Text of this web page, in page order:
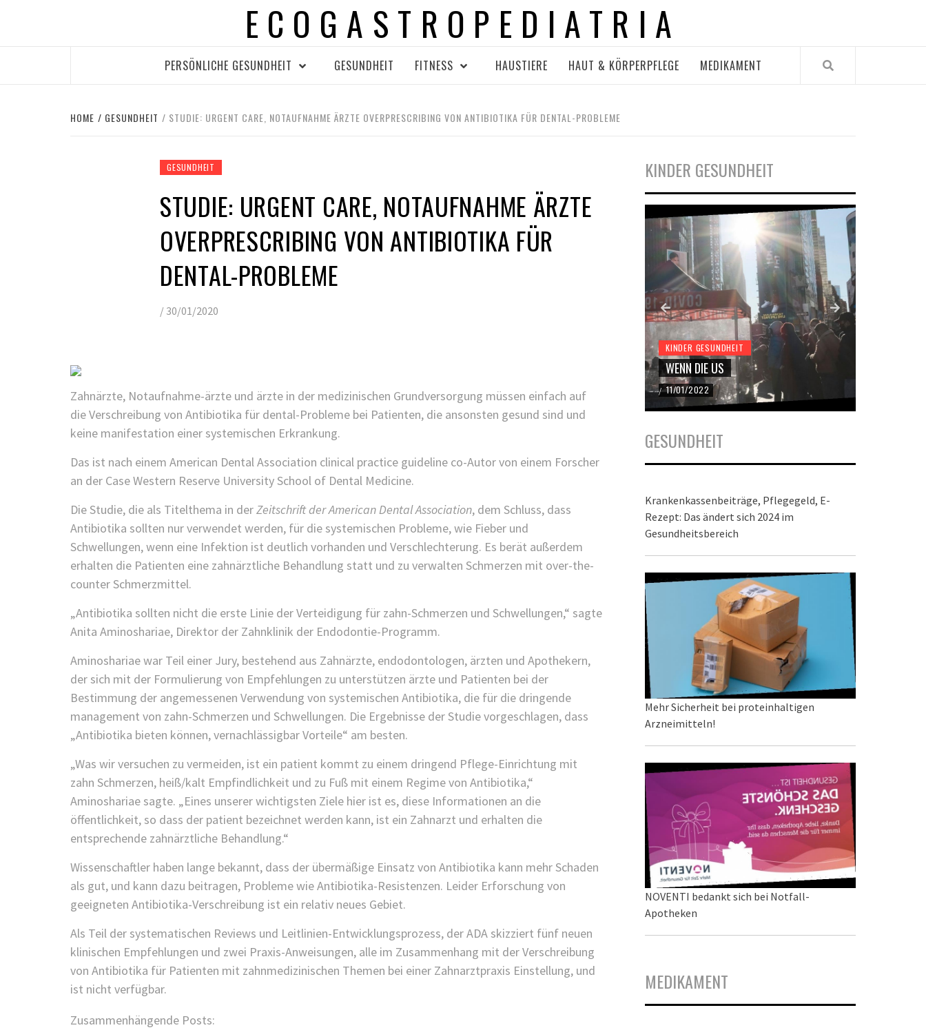
ECOGASTROPEDIATRIA
PERSÖNLICHE GESUNDHEIT GESUNDHEIT FITNESS HAUSTIERE HAUT & KÖRPERPFLEGE MEDIKAMENT
HOME GESUNDHEIT STUDIE: URGENT CARE, NOTAUFNAHME ÄRZTE OVERPRESCRIBING VON ANTIBIOTIKA FÜR DENTAL-PROBLEME
GESUNDHEIT
STUDIE: URGENT CARE, NOTAUFNAHME ÄRZTE
OVERPRESCRIBING VON ANTIBIOTIKA FÜR
DENTAL-PROBLEME
/ 30/01/2020
Zahnärzte, Notaufnahme-ärzte und ärzte in der medizinischen Grundversorgung müssen einfach auf
die Verschreibung von Antibiotika für dental-Probleme bei Patienten, die ansonsten gesund sind und
keine manifestation einer systemischen Erkrankung.
Das ist nach einem American Dental Association clinical practice guideline co-Autor von einem Forscher
an der Case Western Reserve University School of Dental Medicine.
Die Studie, die als Titelthema in derZeitschrift der American Dental Association, dem Schluss, dass
Antibiotika sollten nur verwendet werden, für die systemischen Probleme, wie Fieber und
Schwellungen, wenn eine Infektion ist deutlich vorhanden und Verschlechterung. Es berät außerdem
erhalten die Patienten eine zahnärztliche Behandlung statt und zu verwalten Schmerzen mit over-the-
counter Schmerzmittel.
„Antibiotika sollten nicht die erste Linie der Verteidigung für zahn-Schmerzen und Schwellungen,“ sagte
Anita Aminoshariae, Direktor der Zahnklinik der Endodontie-Programm.
Aminoshariae war Teil einer Jury, bestehend aus Zahnärzte, endodontologen, ärzten und Apothekern,
der sich mit der Formulierung von Empfehlungen zu unterstützen ärzte und Patienten bei der
Bestimmung der angemessenen Verwendung von systemischen Antibiotika, die für die dringende
management von zahn-Schmerzen und Schwellungen. Die Ergebnisse der Studie vorgeschlagen, dass
„Antibiotika bieten können, vernachlässigbar Vorteile“ am besten.
„Was wir versuchen zu vermeiden, ist ein patient kommt zu einem dringend Pflege-Einrichtung mit
zahn Schmerzen, heiß/kalt Empfindlichkeit und zu Fuß mit einem Regime von Antibiotika,“
Aminoshariae sagte. „Eines unserer wichtigsten Ziele hier ist es, diese Informationen an die
öffentlichkeit, so dass der patient bezeichnet werden kann, ist ein Zahnarzt und erhalten die
entsprechende zahnärztliche Behandlung.“
Wissenschaftler haben lange bekannt, dass der übermäßige Einsatz von Antibiotika kann mehr Schaden
als gut, und kann dazu beitragen, Probleme wie Antibiotika-Resistenzen. Leider Erforschung von
geeigneten Antibiotika-Verschreibung ist ein relativ neues Gebiet.
Als Teil der systematischen Reviews und Leitlinien-Entwicklungsprozess, der ADA skizziert fünf neuen
klinischen Empfehlungen und zwei Praxis-Anweisungen, alle im Zusammenhang mit der Verschreibung
von Antibiotika für Patienten mit zahnmedizinischen Themen bei einer Zahnarztpraxis Einstellung, und
ist nicht verfügbar.
Zusammenhängende Posts:
KINDER GESUNDHEIT
25/11/2021
KINDER GESUNDHEIT
WENN DIE US
/ 11/01/2022
GESUNDHEIT
Krankenkassenbeiträge, Pflegegeld, E-
Rezept: Das ändert sich 2024 im
Gesundheitsbereich
Mehr Sicherheit bei proteinhaltigen
Arzneimitteln!
NOVENTI bedankt sich bei Notfall-
Apotheken
MEDIKAMENT